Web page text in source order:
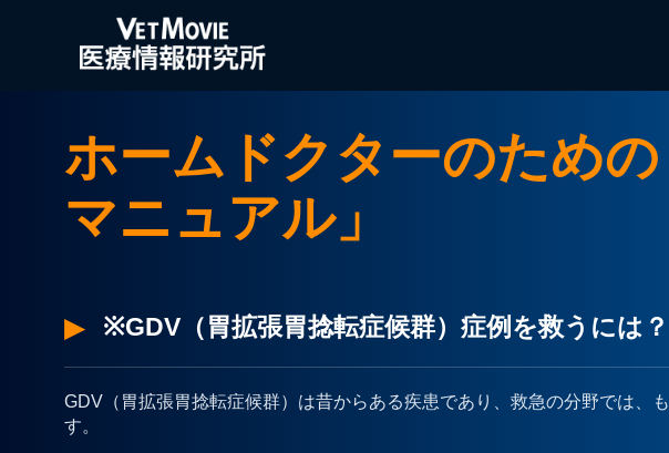
ホームドクターのため
マニュアル」
※GDV（胃拡張胃捻転症候群）症例を救うには？
GDV（胃拡張胃捻転症候群）は昔からある疾患であり、救急の分野では、
す。